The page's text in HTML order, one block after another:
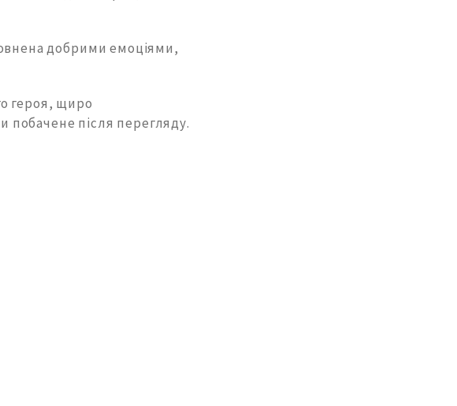
добрими емоціями,
героя, щиро
побачене після перегляду.